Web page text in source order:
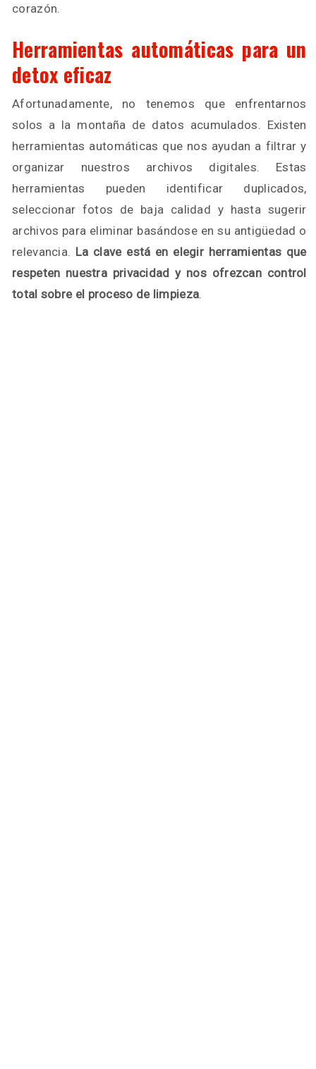
corazón.
Herramientas automáticas para un
detox eficaz
Afortunadamente, no tenemos que enfrentarnos
solos a la montaña de datos acumulados. Existen
herramientas automáticas que nos ayudan a filtrar y
organizar nuestros archivos digitales. Estas
herramientas pueden identificar duplicados,
seleccionar fotos de baja calidad y hasta sugerir
archivos para eliminar basándose en su antigüedad o
relevancia. La clave está en elegir herramientas que
respeten nuestra privacidad y nos ofrezcan control
total sobre el proceso de limpieza.